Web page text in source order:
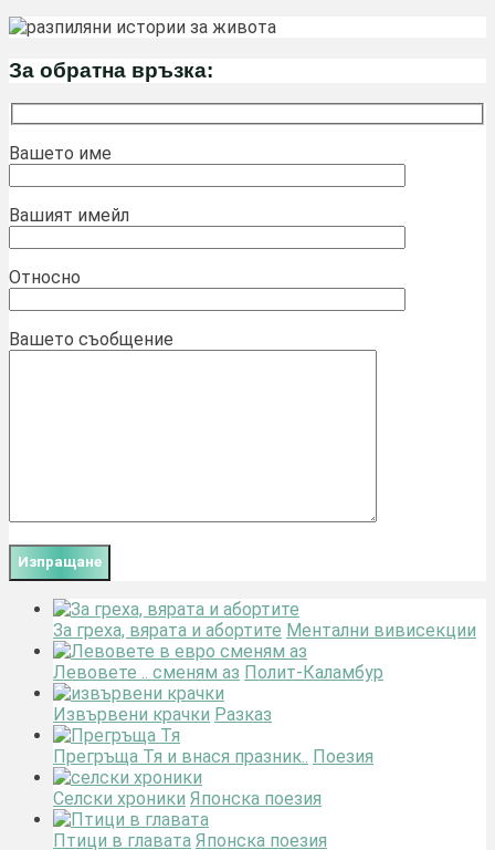
За обратна връзка:
Вашето име
Вашият имейл
Относно
Вашето съобщение
За греха, вярата и абортите Ментални вивисекции
Левовете .. сменям аз Полит-Каламбур
Извървени крачки Разказ
Прегръща Тя и внася празник.. Поезия
Селски хроники Японска поезия
Птици в главата Японска поезия